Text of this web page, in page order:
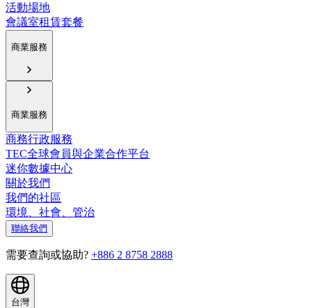
活動場地
會議室租賃套餐
商業服務
商業服務
商務行政服務
TEC全球會員與企業合作平台
迷你數據中心
關於我們
我們的社區
環境、社會、管治
聯絡我們
需要查詢或協助? +886 2 8758 2888
台灣